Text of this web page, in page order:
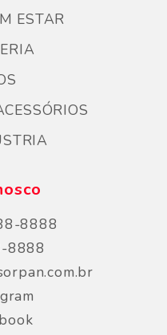
ESTAR
8888
8888